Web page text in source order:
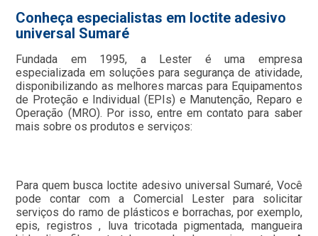
Conheça especialistas em loctite adesivo
universal Sumaré
Fundada em 1995, a Lester é uma empresa
especializada em soluções para segurança de atividade,
disponibilizando as melhores marcas para Equipamentos
de Proteção e Individual (EPIs) e Manutenção, Reparo e
Operação (MRO). Por isso, entre em contato para saber
mais sobre os produtos e serviços:
Para quem busca loctite adesivo universal Sumaré, Você
pode contar com a Comercial Lester para solicitar
serviços do ramo de plásticos e borrachas, por exemplo,
epis, registros , luva tricotada pigmentada, mangueira